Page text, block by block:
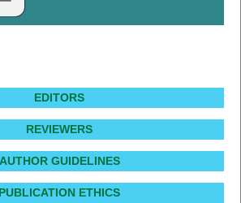
EDITORS
REVIEWERS
AUTHOR GUIDELINES
PUBLICATION ETHICS